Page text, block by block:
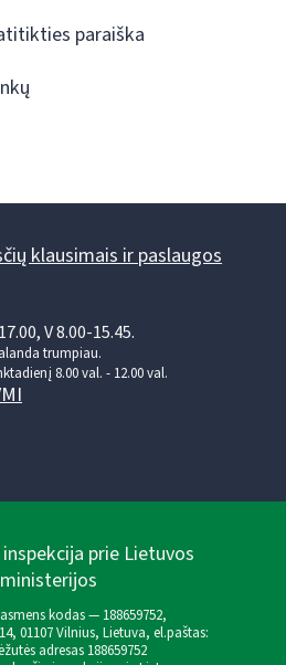
paraiška
klausimais ir paslaugos
V 8.00-15.45.
trumpiau.
8.00 val. - 12.00 val.
prie Lietuvos
kodas — 188659752,
01107 Vilnius, Lietuva, el.paštas:
adresas 188659752